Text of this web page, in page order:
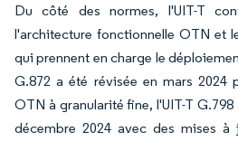
Du côté des normes, l'UIT-T
l'architecture fonctionnelle OTN et
qui prennent en charge le
G.872 a été révisée en mars 2024
OTN à granularité fine, l'UIT-T
décembre 2024 avec des mises à